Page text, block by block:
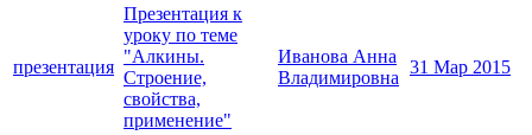
презентация
Презентация к
уроку по теме
"Алкины.
Строение,
свойства,
применение"
Иванова Анна
Владимировна
31 Мар 2015